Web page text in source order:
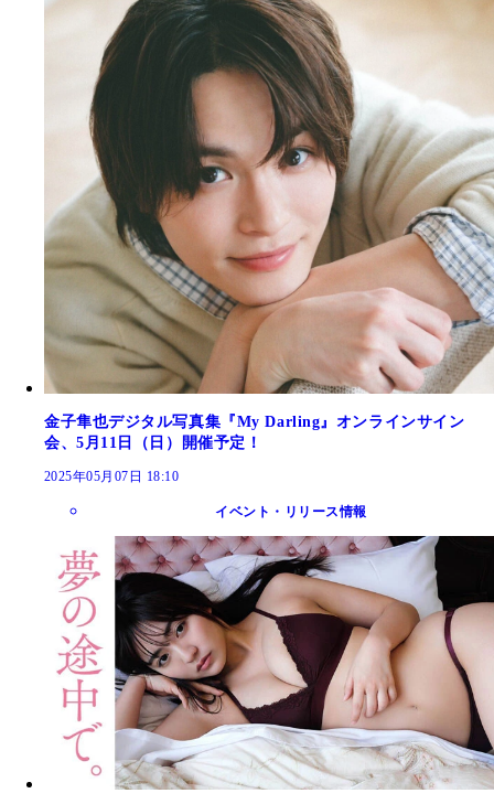
金子隼也デジタル写真集『My Darling』オンラインサイン
会、5月11日（日）開催予定！
2025年05月07日 18:10
イベント・リリース情報